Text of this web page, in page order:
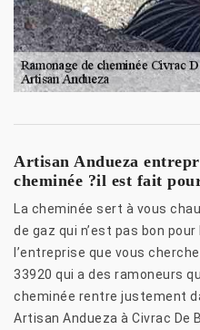
Artisan Andueza
cheminée ?il est fait
La cheminée sert à vous
de gaz qui n’est pas bon
l’entreprise que vous
33920 qui a des ramoneurs
cheminée rentre justement
Artisan Andueza à Civrac De